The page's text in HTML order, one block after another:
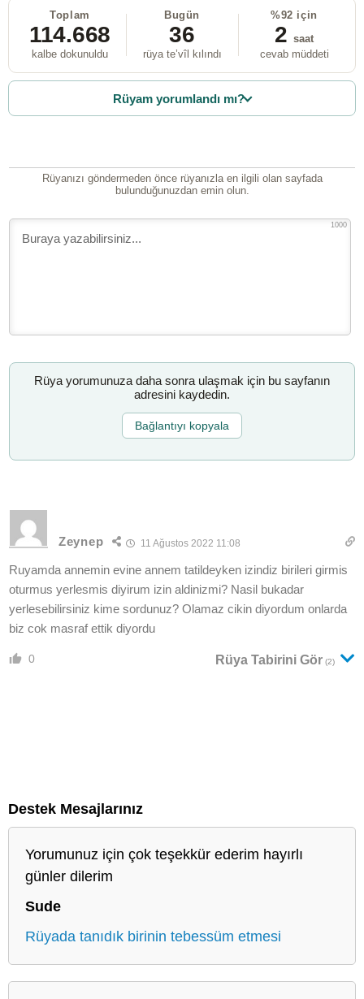
Toplam
114.668
kalbe dokunuldu
Bugün
36
rüya te’vîl kılındı
%92 için
2 saat
cevab müddeti
Rüyam yorumlandı mı?
Rüyanızı göndermeden önce rüyanızla en ilgili olan sayfada
bulunduğunuzdan emin olun.
1000
Rüya yorumunuza daha sonra ulaşmak için bu sayfanın
adresini kaydedin.
Bağlantıyı kopyala
Zeynep 11 Ağustos 2022 11:08
Ruyamda annemin evine annem tatildeyken izindiz birileri girmis
oturmus yerlesmis diyirum izin aldinizmi? Nasil bukadar
yerlesebilirsiniz kime sordunuz? Olamaz cikin diyordum onlarda
biz cok masraf ettik diyordu
0 Rüya Tabirini Gör (2)
Destek Mesajlarınız
Yorumunuz için çok teşekkür ederim hayırlı
günler dilerim
Sude
Rüyada tanıdık birinin tebessüm etmesi